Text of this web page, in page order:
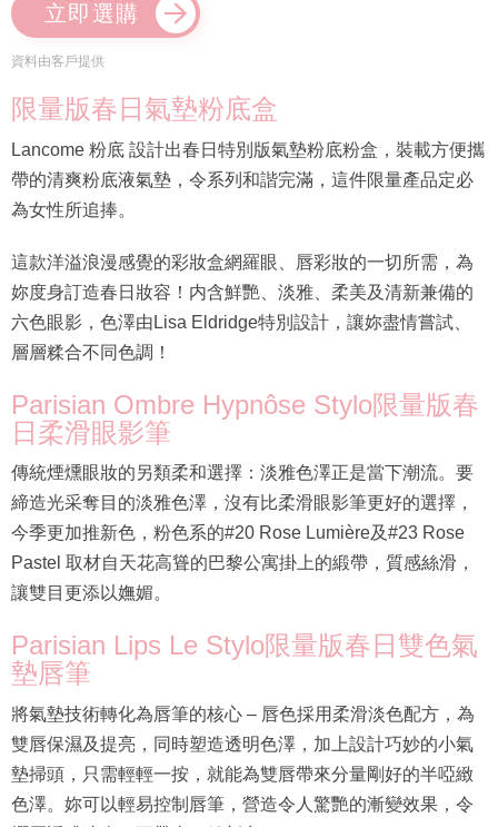
立即選購
資料由客戶提供
限量版春日氣墊粉底盒
Lancome 粉底 設計出春日特別版氣墊粉底粉盒，裝載方便攜
帶的清爽粉底液氣墊，令系列和諧完滿，這件限量產品定必
為女性所追捧。
這款洋溢浪漫感覺的彩妝盒網羅眼、唇彩妝的一切所需，為
妳度身訂造春日妝容！内含鮮艷、淡雅、柔美及清新兼備的
六色眼影，色澤由Lisa Eldridge特別設計，讓妳盡情嘗試、
層層糅合不同色調！
Parisian Ombre Hypnôse Stylo限量版春
日柔滑眼影筆
傳統煙燻眼妝的另類柔和選擇：淡雅色澤正是當下潮流。要
締造光采奪目的淡雅色澤，沒有比柔滑眼影筆更好的選擇，
今季更加推新色，粉色系的#20 Rose Lumière及#23 Rose
Pastel 取材自天花高聳的巴黎公寓掛上的緞帶，質感絲滑，
讓雙目更添以嫵媚。
Parisian Lips Le Stylo限量版春日雙色氣
墊唇筆
將氣墊技術轉化為唇筆的核心 – 唇色採用柔滑淡色配方，為
雙唇保濕及提亮，同時塑造透明色澤，加上設計巧妙的小氣
墊掃頭，只需輕輕一按，就能為雙唇帶來分量剛好的半啞緻
色澤。妳可以輕易控制唇筆，營造令人驚艷的漸變效果，令